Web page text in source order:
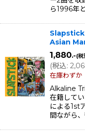
ら1996年
Asian
1,880.-(税
(税込:
在庫わずか
Alkaline
在籍して
による1st
間ながら